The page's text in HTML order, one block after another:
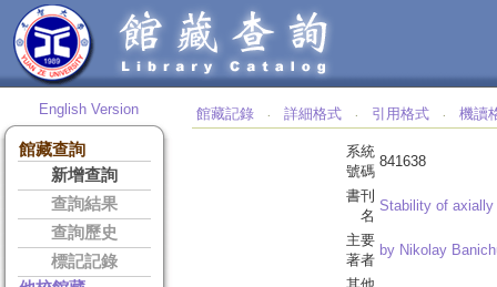
English Version
館藏查詢
新增查詢
查詢結果
查詢歷史
標記記錄
館藏記錄 ‧ 詳細格式 ‧ 引用格式 ‧ 機讀
系統
號碼
841638
書刊
名
Stability of
主要
著者
by Nikolay